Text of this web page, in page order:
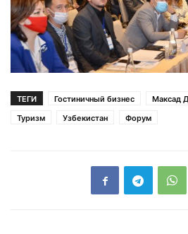
ТЕГИ Гостиничный бизнес Максад
Туризм
Узбекистан Форум